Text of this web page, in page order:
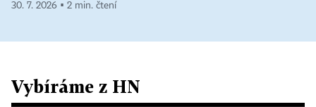
30. 7. 2026 ▪ 2 min. čtení
Vybíráme z HN